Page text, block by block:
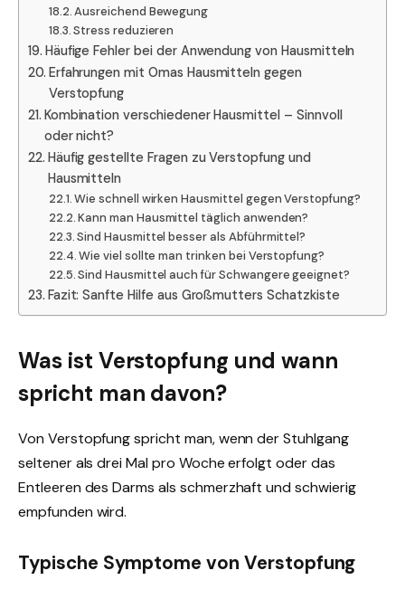
Ausreichend Bewegung
Stress reduzieren
Häufige Fehler bei der Anwendung von Hausmitteln
Erfahrungen mit Omas Hausmitteln gegen
Verstopfung
Kombination verschiedener Hausmittel – Sinnvoll
oder nicht?
Häufig gestellte Fragen zu Verstopfung und
Hausmitteln
Wie schnell wirken Hausmittel gegen Verstopfung?
Kann man Hausmittel täglich anwenden?
Sind Hausmittel besser als Abführmittel?
Wie viel sollte man trinken bei Verstopfung?
Sind Hausmittel auch für Schwangere geeignet?
Fazit: Sanfte Hilfe aus Großmutters Schatzkiste
Was ist Verstopfung und wann
spricht man davon?
Von Verstopfung spricht man, wenn der Stuhlgang
seltener als drei Mal pro Woche erfolgt oder das
Entleeren des Darms als schmerzhaft und schwierig
empfunden wird.
Typische Symptome von Verstopfung